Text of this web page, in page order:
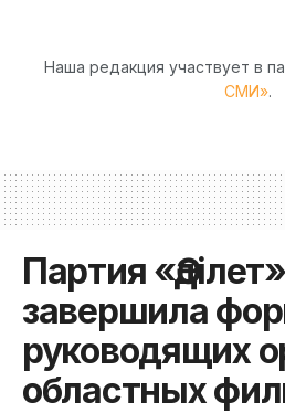
Наша редакция участвует в
СМИ».
Партия «Әділет»
завершила
руководящих
областных